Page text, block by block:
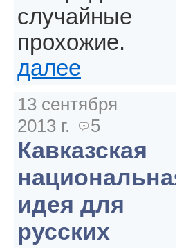
случайные
прохожие.
далее
13 сентября
2013 г.
5
Кавказская
национальная
идея для
русских